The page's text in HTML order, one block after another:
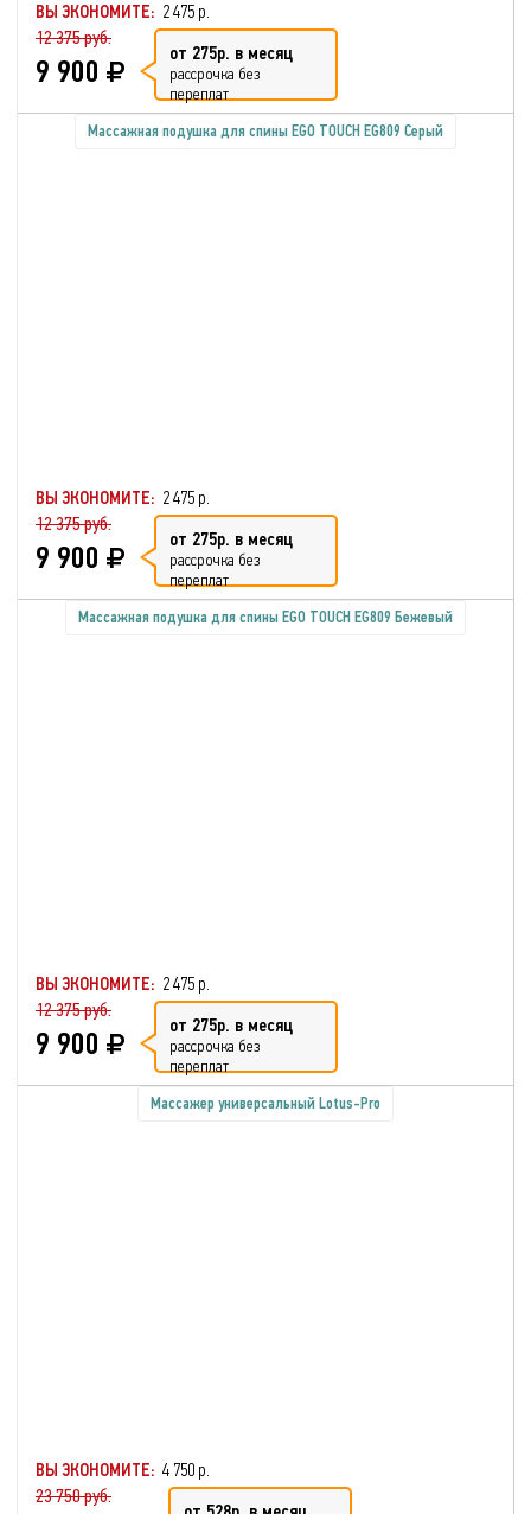
ВЫ ЭКОНОМИТЕ: 2 475 р.
12 375 руб.
9 900 от 275р. в месяц
рассрочка без
переплат
Массажная подушка для спины EGO TOUCH EG809 Серый
ВЫ ЭКОНОМИТЕ: 2 475 р.
12 375 руб.
9 900 от 275р. в месяц
рассрочка без
переплат
Массажная подушка для спины EGO TOUCH EG809 Бежевый
ВЫ ЭКОНОМИТЕ: 2 475 р.
12 375 руб.
9 900 от 275р. в месяц
рассрочка без
переплат
Массажер универсальный Lotus-Pro
ВЫ ЭКОНОМИТЕ: 4 750 р.
23 750 руб.